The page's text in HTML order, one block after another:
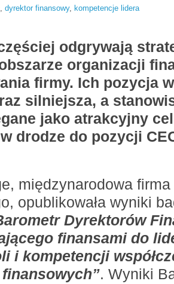
, dyrektor finansowy, kompetencje lidera
odgrywają
organizacji
firmy. Ich pozycja
silniejsza, a
jako atrakcyjny
drodze do pozycji
międzynarodowa
opublikowała wyniki
Dyrektorów
finansami do
i kompetencji
. Wyniki